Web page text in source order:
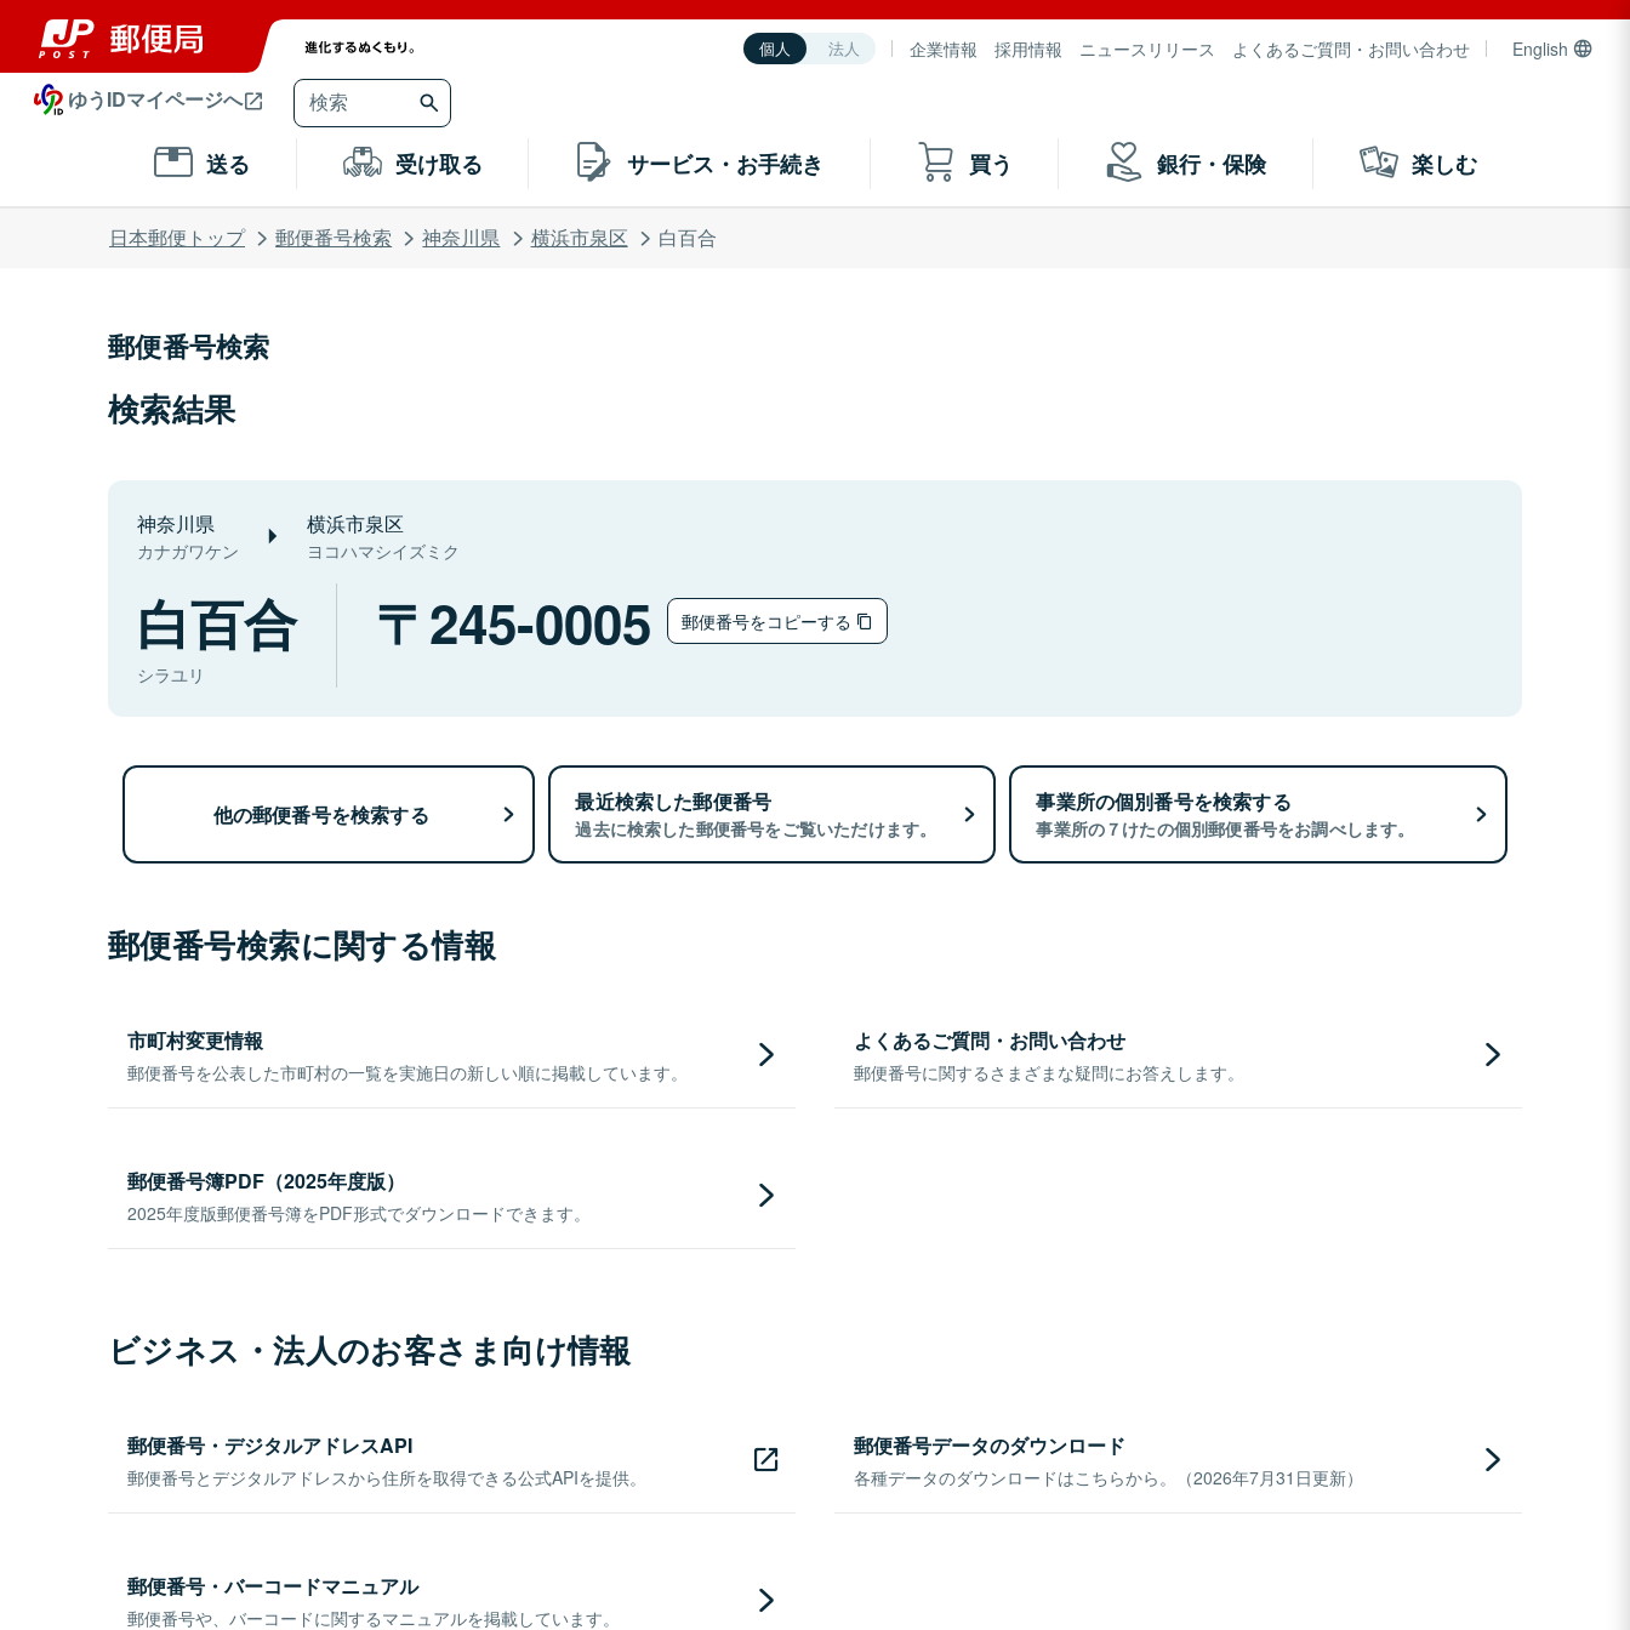
個人 法人 企業情報 採用情報 ニュースリリース よくあるご質問・お問い合わせ English
ゆうIDマイページへ
送る 受け取る サービス・お手続き 買う 銀行・保険 楽しむ
日本郵便トップ 郵便番号検索 神奈川県 横浜市泉区 白百合
郵便番号検索
検索結果
神奈川県
カナガワケン
横浜市泉区
ヨコハマシイズミク
白百合
シラユリ
245-0005 郵便番号をコピーする
他の郵便番号を検索する 最近検索した郵便番号
過去に検索した郵便番号をご覧いただけます。
事業所の個別番号を検索する
事業所の７けたの個別郵便番号をお調べします。
郵便番号検索に関する情報
市町村変更情報
郵便番号を公表した市町村の一覧を実施日の新しい順に掲載しています。
よくあるご質問・お問い合わせ
郵便番号に関するさまざまな疑問にお答えします。
郵便番号簿PDF（2025年度版）
2025年度版郵便番号簿をPDF形式でダウンロードできます。
ビジネス・法人のお客さま向け情報
郵便番号・デジタルアドレスAPI
郵便番号とデジタルアドレスから住所を取得できる公式APIを提供。
郵便番号データのダウンロード
各種データのダウンロードはこちらから。（2026年7月31日更新）
郵便番号・バーコードマニュアル
郵便番号や、バーコードに関するマニュアルを掲載しています。